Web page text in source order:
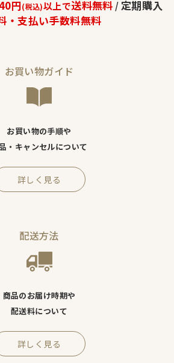
円(税込)以上で送料無料 /定期購入
・支払い手数料無料
お買い物ガイド
お買い物の手順や
・キャンセルについて
詳しく見る
配送方法
商品のお届け時期や
配送料について
詳しく見る